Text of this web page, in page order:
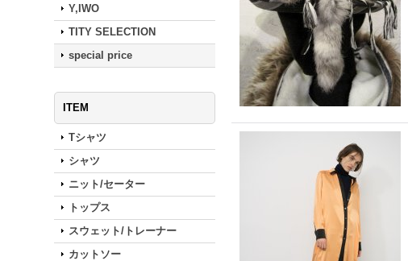
Y,IWO
TITY SELECTION
special price
ITEM
Tシャツ
シャツ
ニット/セーター
トップス
スウェット/トレーナー
カットソー